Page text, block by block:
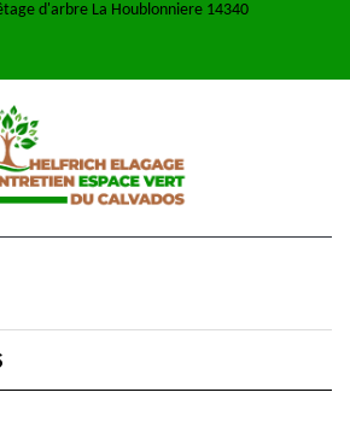
d'arbre La Houblonniere 14340